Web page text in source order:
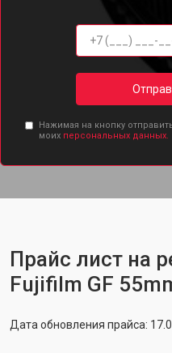
Нажимая на кнопку
моих персональных данных.
Прайс лист на
Fujifilm GF
Дата обновления прайса: